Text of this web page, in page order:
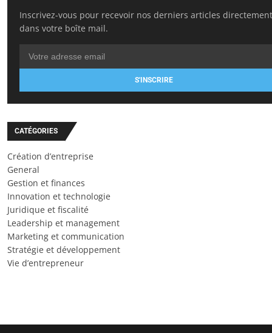
Inscrivez-vous pour recevoir nos derniers articles directement
dans votre boîte mail.
S'INSCRIRE
CATÉGORIES
Création d’entreprise
General
Gestion et finances
Innovation et technologie
Juridique et fiscalité
Leadership et management
Marketing et communication
Stratégie et développement
Vie d’entrepreneur